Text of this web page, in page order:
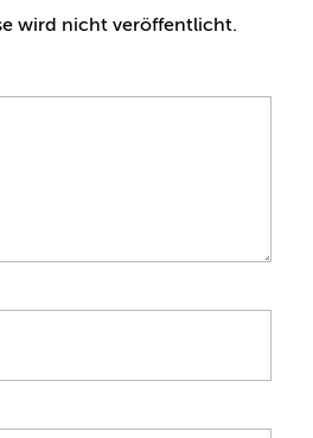
wird nicht veröffentlicht.